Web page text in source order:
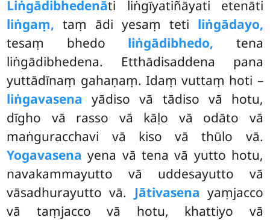
Liṅgādibhedenāti liṅgīyatiñāyati etenāti
liṅgaṃ, taṃ ādi yesaṃ teti liṅgādayo,
tesaṃ bhedo liṅgādibhedo, tena
liṅgādibhedena. Etthādisaddena pana
yuttādīnaṃ gahaṇaṃ. Idaṃ vuttaṃ hoti –
liṅgavasena yādiso vā tādiso vā hotu,
dīgho vā rasso vā kāḷo vā odāto vā
maṅguracchavi vā kiso vā thūlo vā.
Yogavasena yena vā tena vā yutto hotu,
navakammayutto vā uddesayutto vā
vāsadhurayutto vā. Jātivasena yaṃjacco
vā taṃjacco vā hotu, khattiyo vā